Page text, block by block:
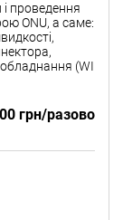
проведення
ONU, а саме:
(WI
грн/разово